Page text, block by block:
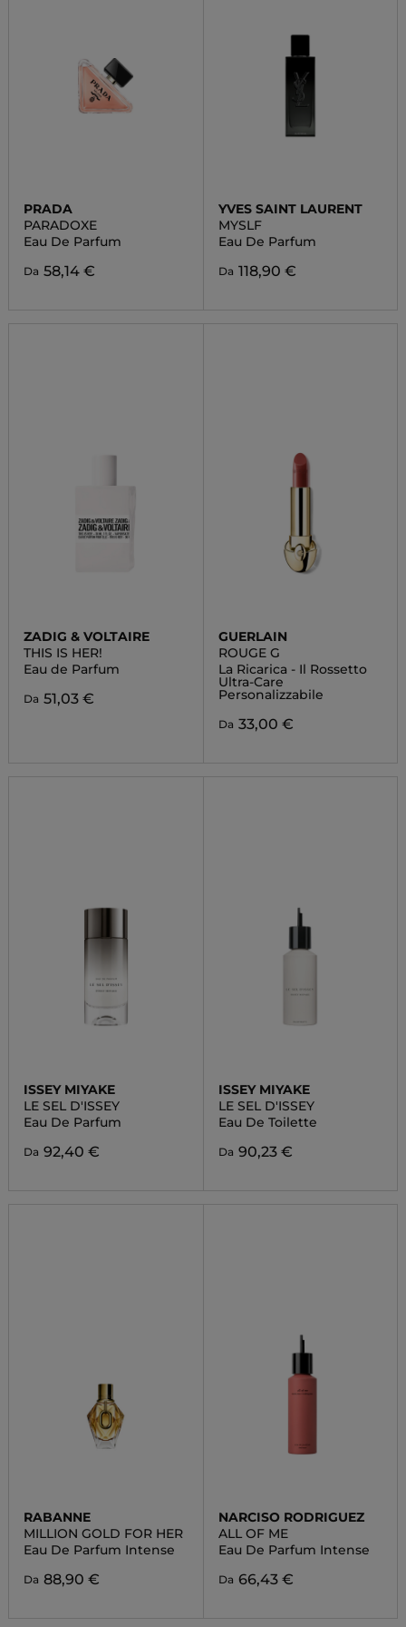
PRADA
PARADOXE
Eau De Parfum
Da 58,14 €
YVES SAINT LAURENT
MYSLF
Eau De Parfum
Da 118,90 €
ZADIG & VOLTAIRE
THIS IS HER!
Eau de Parfum
Da 51,03 €
GUERLAIN
ROUGE G
La Ricarica - Il Rossetto
Ultra-Care
Personalizzabile
Da 33,00 €
ISSEY MIYAKE
LE SEL D'ISSEY
Eau De Parfum
Da 92,40 €
ISSEY MIYAKE
LE SEL D'ISSEY
Eau De Toilette
Da 90,23 €
RABANNE
MILLION GOLD FOR HER
Eau De Parfum Intense
Da 88,90 €
NARCISO RODRIGUEZ
ALL OF ME
Eau De Parfum Intense
Da 66,43 €